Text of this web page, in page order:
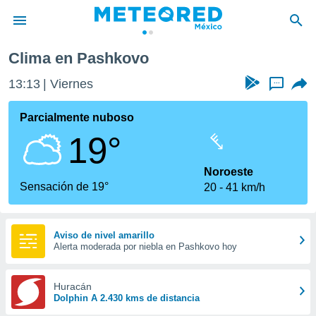
de
ha sido
que se
calidad.
a este
las
y
forma
digital
basada
Clima en Pashkovo
13:13 Viernes ...
Parcialmente nuboso
19°
Sensación de 19°
Noroeste
20
41 km/h
Aviso de nivel amarillo
Alerta moderada por niebla en Pashkovo hoy
Huracán
Dolphin A 2.430 kms de distancia